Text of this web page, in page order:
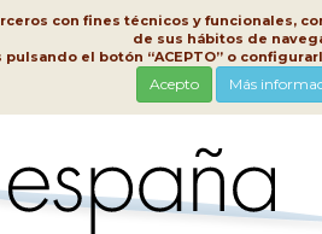
con fines técnicos y funcionales,
de sus hábitos de
el botón “ACEPTO” o
Acepto Más